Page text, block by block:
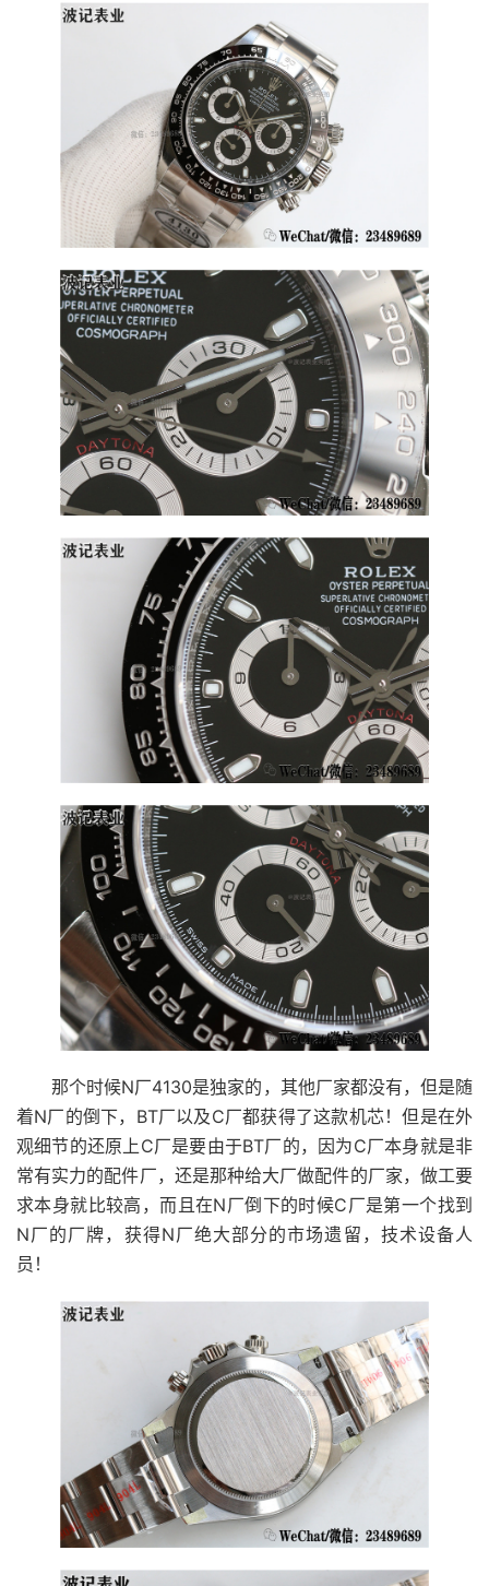
那个时候N厂4130是独家的，其他厂家都没有，但是随
着N厂的倒下，BT厂以及C厂都获得了这款机芯！但是在外
观细节的还原上C厂是要由于BT厂的，因为C厂本身就是非
常有实力的配件厂，还是那种给大厂做配件的厂家，做工要
求本身就比较高，而且在N厂倒下的时候C厂是第一个找到
N厂的厂牌，获得N厂绝大部分的市场遗留，技术设备人
员！